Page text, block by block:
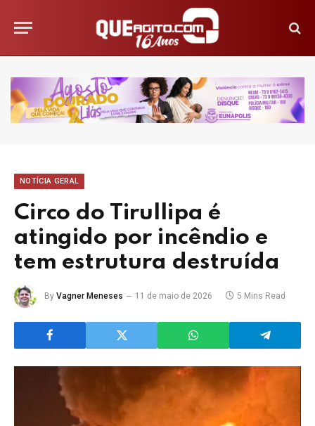
NOTÍCIA GERAL
Circo do Tirullipa é
atingido por incêndio e
tem estrutura destruída
By Vagner Meneses 11 de maio de 2026 5 Mins Read